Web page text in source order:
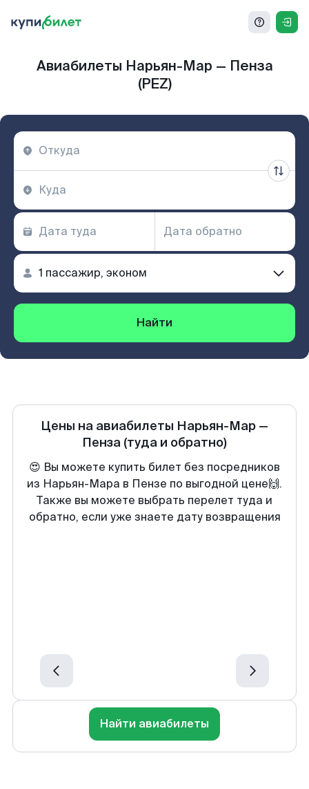
Авиабилеты Нарьян-Мар — Пенза
(PEZ)
Найти
Цены на авиабилеты Нарьян-Мар —
Пенза (туда и обратно)
😍 Вы можете купить билет без посредников
из Нарьян-Мара в Пензе по выгодной цене🙌.
Также вы можете выбрать перелет туда и
обратно, если уже знаете дату возвращения
Найти авиабилеты